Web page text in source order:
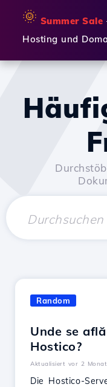
🌞 Summer Sale
Hosting und
Random
Unde se
Hostico?
Aktualisiert vor 2
Die Hostico-